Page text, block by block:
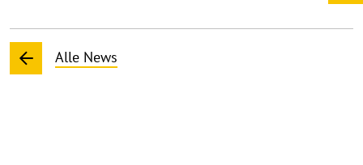
Alle News